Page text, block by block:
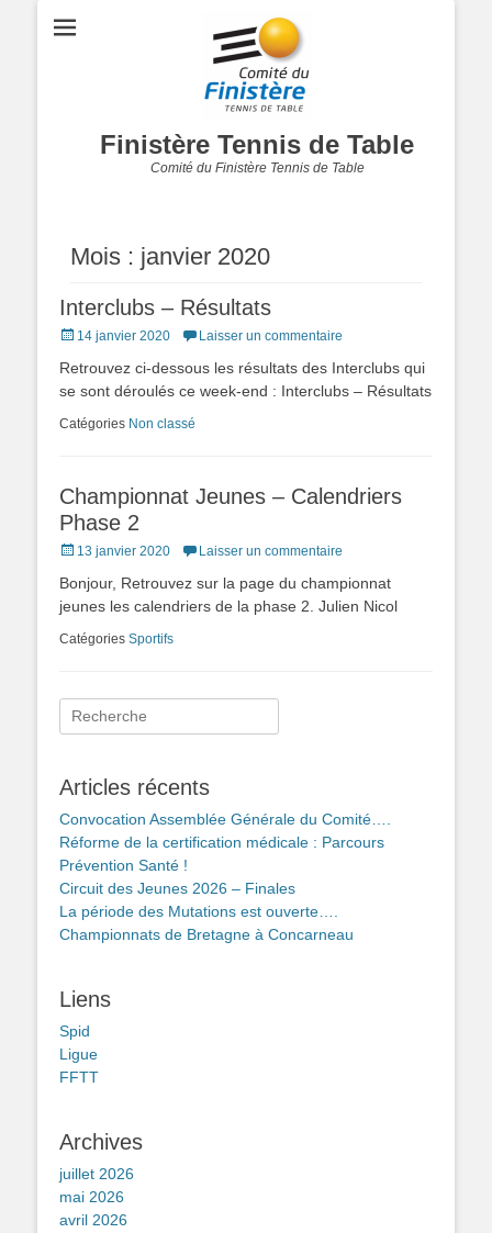
Finistère Tennis de Table
Comité du Finistère Tennis de Table
Mois : janvier 2020
Interclubs – Résultats
Posted
14 janvier 2020 Laisser un commentaire
Retrouvez ci-dessous les résultats des Interclubs qui
se sont déroulés ce week-end : Interclubs – Résultats
Catégories Non classé
Championnat Jeunes – Calendriers
Phase 2
Posted
13 janvier 2020 Laisser un commentaire
Bonjour, Retrouvez sur la page du championnat
jeunes les calendriers de la phase 2. Julien Nicol
Catégories Sportifs
Rechercher :
Articles récents
Convocation Assemblée Générale du Comité….
Réforme de la certification médicale : Parcours
Prévention Santé !
Circuit des Jeunes 2026 – Finales
La période des Mutations est ouverte….
Championnats de Bretagne à Concarneau
Liens
Spid
Ligue
FFTT
Archives
juillet 2026
mai 2026
avril 2026